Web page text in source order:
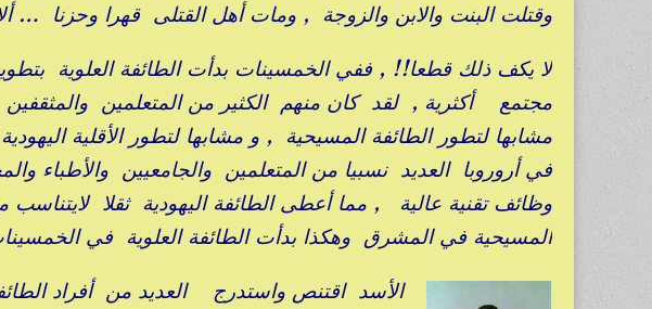
وقتلت البنت والابن والزوجة , ومات أهل القتلى قهرا وحزنا …
لا يكف ذلك قطعا!! , ففي الخمسينات بدأت الطائفة العلوية
مجتمع أكثرية , لقد كان منهم الكثير من المتعلمين
مشابها لتطور الطائفة المسيحية , و مشابها لتطور الأقلية
في أروروبا العديد نسبيا من المتعلمين والجامعيين والأطباء
وظائف تقنية عالية , مما أعطى الطائفة اليهودية ثقلا
المسيحية في المشرق وهكذا بدأت الطائفة العلوية في
الأسد اقتنص واستدرج العديد من أفراد